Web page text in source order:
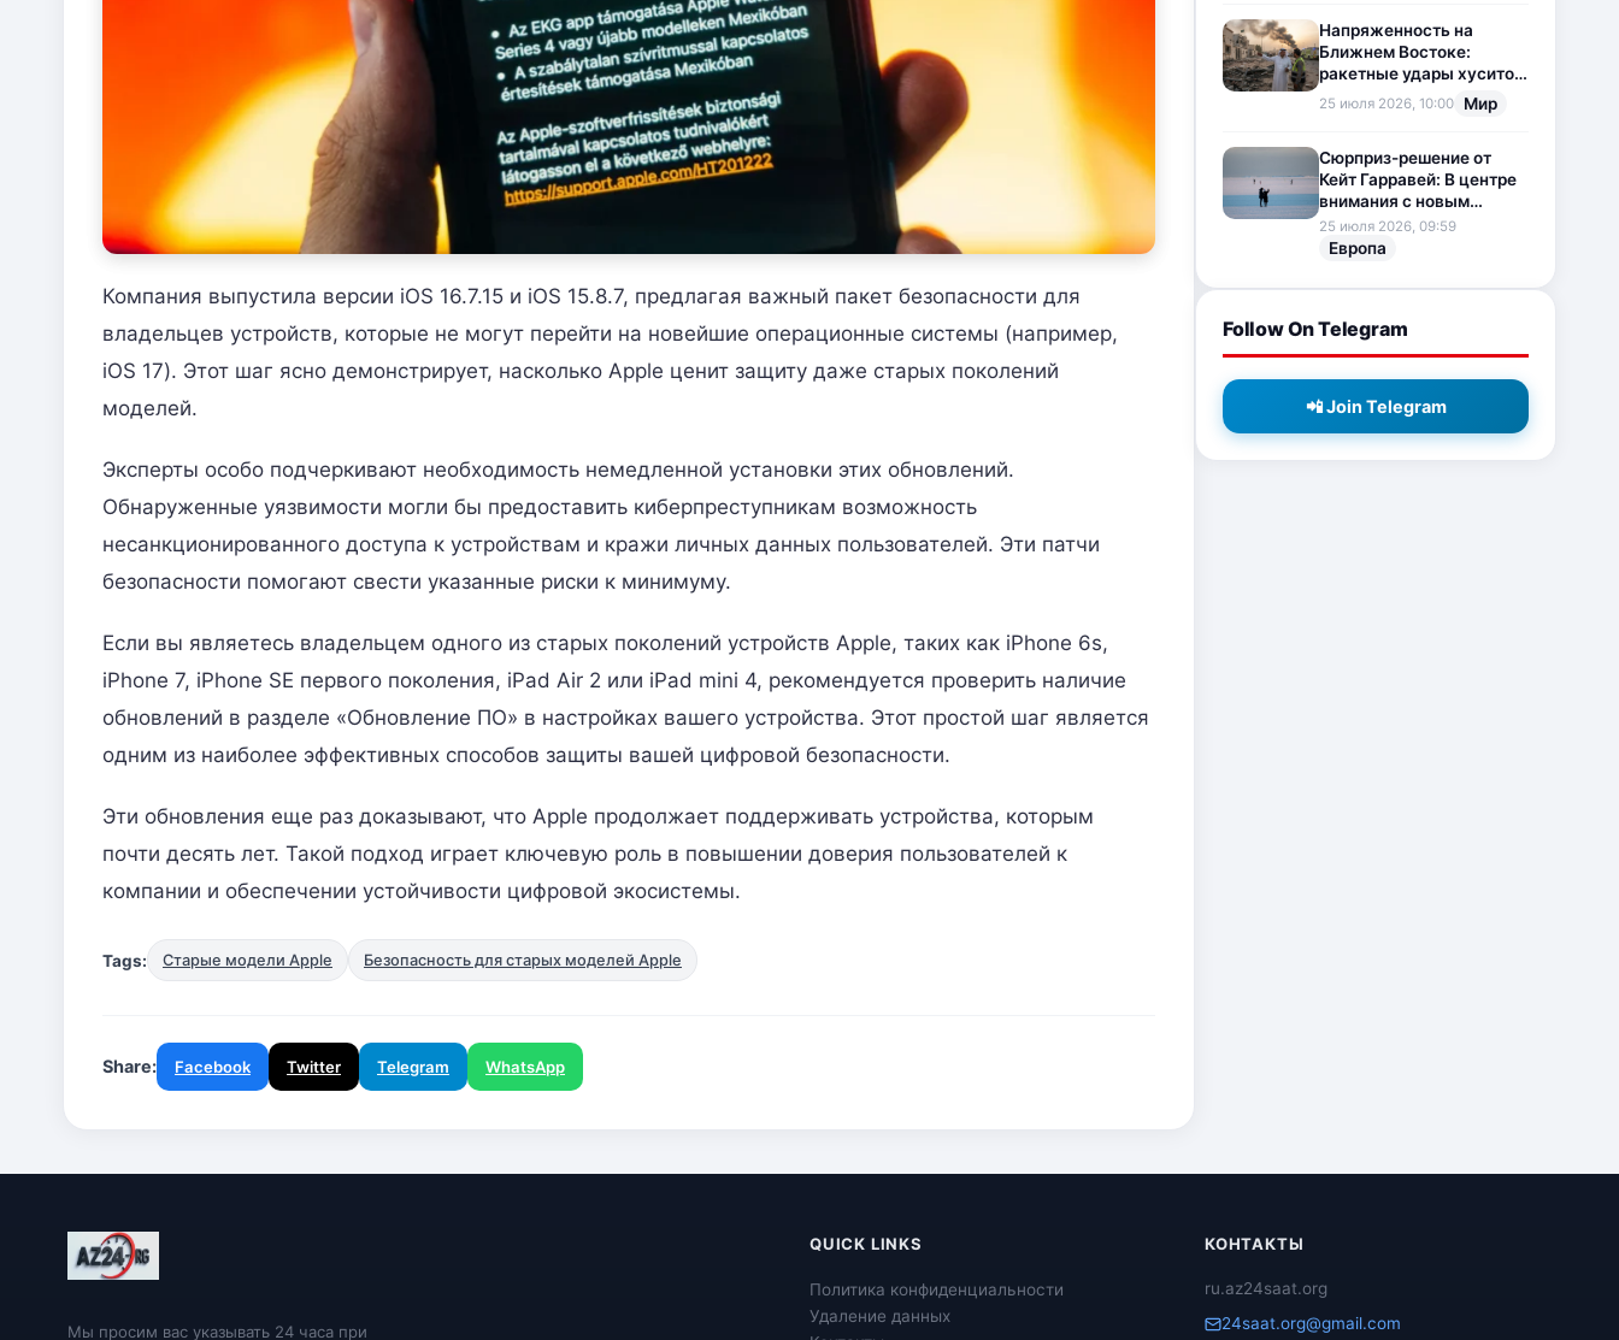
Компания выпустила версии iOS 16.7.15 и iOS 15.8.7, предлагая важный пакет безопасности для
владельцев устройств, которые не могут перейти на новейшие операционные системы (например,
iOS 17). Этот шаг ясно демонстрирует, насколько Apple ценит защиту даже старых поколений
моделей.
Эксперты особо подчеркивают необходимость немедленной установки этих обновлений.
Обнаруженные уязвимости могли бы предоставить киберпреступникам возможность
несанкционированного доступа к устройствам и кражи личных данных пользователей. Эти патчи
безопасности помогают свести указанные риски к минимуму.
Если вы являетесь владельцем одного из старых поколений устройств Apple, таких как iPhone 6s,
iPhone 7, iPhone SE первого поколения, iPad Air 2 или iPad mini 4, рекомендуется проверить наличие
обновлений в разделе «Обновление ПО» в настройках вашего устройства. Этот простой шаг является
одним из наиболее эффективных способов защиты вашей цифровой безопасности.
Эти обновления еще раз доказывают, что Apple продолжает поддерживать устройства, которым
почти десять лет. Такой подход играет ключевую роль в повышении доверия пользователей к
компании и обеспечении устойчивости цифровой экосистемы.
Tags: Старые модели Apple Безопасность для старых моделей Apple
Share: Facebook Twitter Telegram WhatsApp
Напряженность на
Ближнем Востоке:
ракетные удары хуситов
по Саудовской Аравии
загоняют ситуацию в
25 июля 2026, 10:00 Мир
Сюрприз-решение от
Кейт Гарравей: В центре
внимания с новым
любовным
приключением
25 июля 2026, 09:59
Европа
Follow On Telegram
📲 Join Telegram
Мы просим вас указывать 24 часа при
QUICK LINKS
Политика конфиденциальности
Удаление данных
КОНТАКТЫ
ru.az24saat.org
24saat.org@gmail.com